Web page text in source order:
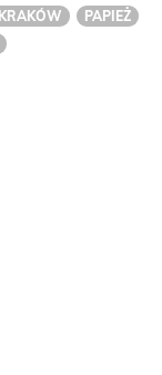
KRAKÓW
PAPIEŻ